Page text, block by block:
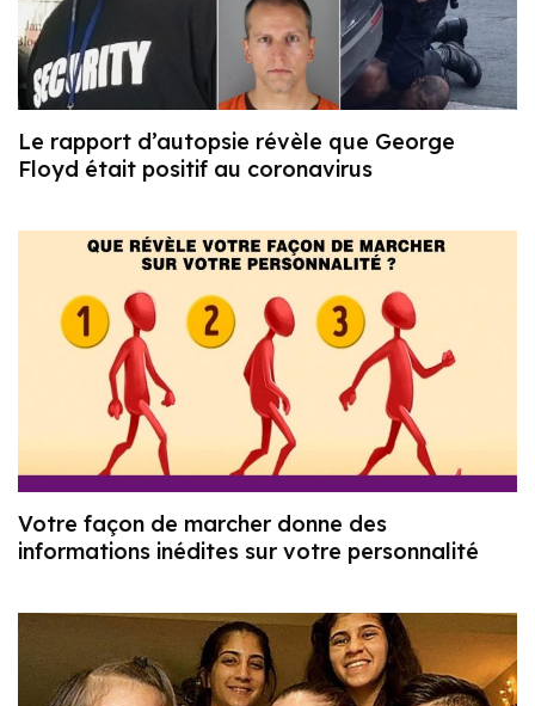
Le rapport d’autopsie révèle que George
Floyd était positif au coronavirus
Votre façon de marcher donne des
informations inédites sur votre personnalité